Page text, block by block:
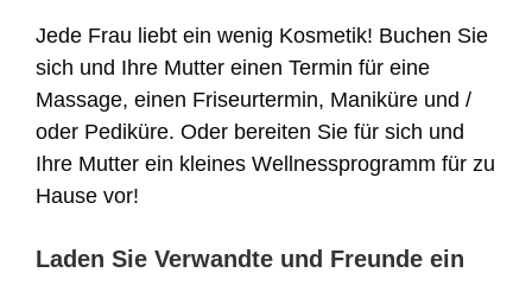
Jede Frau liebt ein wenig Kosmetik! Buchen Sie
sich und Ihre Mutter einen Termin für eine
Massage, einen Friseurtermin, Maniküre und /
oder Pediküre. Oder bereiten Sie für sich und
Ihre Mutter ein kleines Wellnessprogramm für zu
Hause vor!
Laden Sie Verwandte und Freunde ein